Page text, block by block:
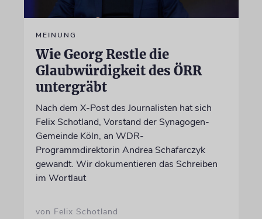
MEINUNG
Wie Georg Restle die
Glaubwürdigkeit des ÖRR
untergräbt
Nach dem X-Post des Journalisten hat sich
Felix Schotland, Vorstand der Synagogen-
Gemeinde Köln, an WDR-
Programmdirektorin Andrea Schafarczyk
gewandt. Wir dokumentieren das Schreiben
im Wortlaut
von Felix Schotland